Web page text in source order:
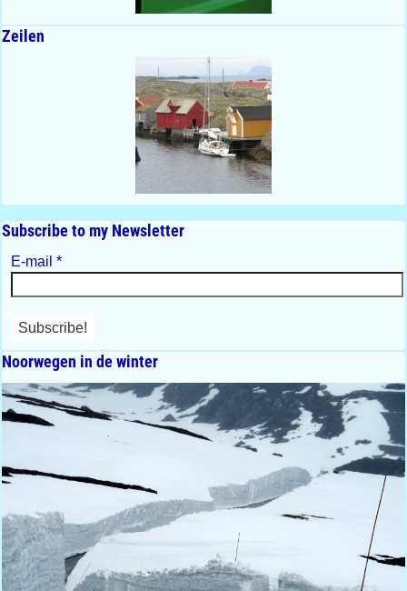
Zeilen
Subscribe to my Newsletter
E-mail *
Noorwegen in de winter